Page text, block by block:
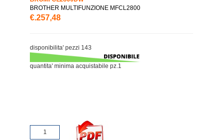
BROTHER MULTIFUNZIONE MFCL2800
€.257,48
disponibilita' pezzi 143
quantita' minima acquistabile pz.1